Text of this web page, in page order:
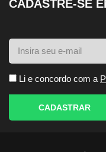
CADASTRE-SE
Li e concordo com a
CADASTRAR